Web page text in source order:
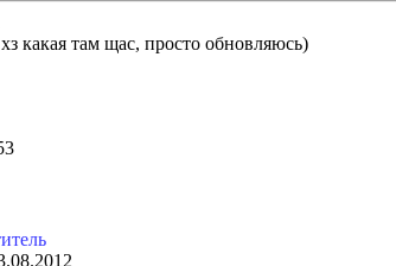
какая там щас, просто обновляюсь)